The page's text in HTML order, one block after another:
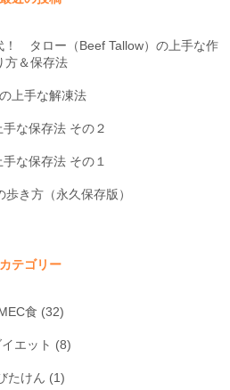
！ タロー（Beef Tallow）の上手な作
方＆保存法
上手な解凍法
手な保存法 その２
な保存法 その１
歩き方（永久保存版）
カテゴリー
食 (32)
イエット (8)
たけん (1)